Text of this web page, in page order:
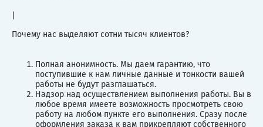
Почему нас выделяют сотни тысяч клиентов?
Полная анонимность. Мы даем гарантию, что
поступившие к нам личные данные и тонкости вашей
работы не будут разглашаться.
Надзор над осуществлением выполнения работы. Вы в
любое время имеете возможность просмотреть свою
работу на любом пункте его выполнения. Сразу после
оформления заказа к вам прикрепляют собственного